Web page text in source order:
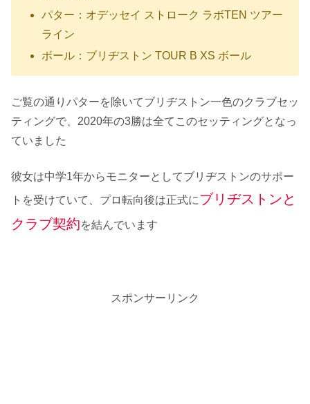
パター：オデッセイ ストローク ラボTEN ツアー
ライン
ボール：ブリヂストン TOUR B XS ボール
ご覧の通りパターを除いてブリヂストン一色のクラブセッ
ティングで、2020年の3勝は全てこのセッティングとなっ
ていました
彼女は中学1年からモニターとしてブリヂストンのサポー
トを受けていて、プロ転向後は正式にブリヂストンと
クラブ契約を結んでいます
スポンサーリンク